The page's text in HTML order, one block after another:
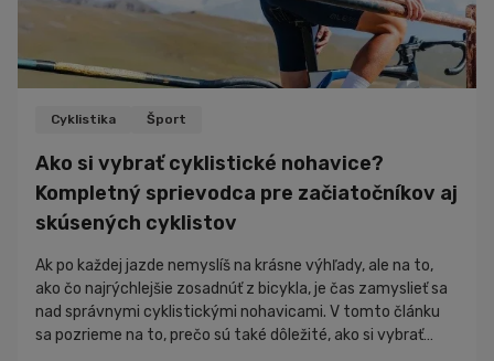
Cyklistika Šport
Ako si vybrať cyklistické nohavice?
Kompletný sprievodca pre začiatočníkov aj
skúsených cyklistov
Ak po každej jazde nemyslíš na krásne výhľady, ale na to,
ako čo najrýchlejšie zosadnúť z bicykla, je čas zamyslieť sa
nad správnymi cyklistickými nohavicami. V tomto článku
sa pozrieme na to, prečo sú také dôležité, ako si vybrať